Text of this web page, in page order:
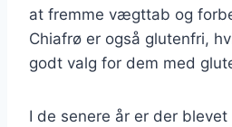
at fremme vægttab og
Chiafrø er også glutenfri,
godt valg for dem med
I de senere år er der